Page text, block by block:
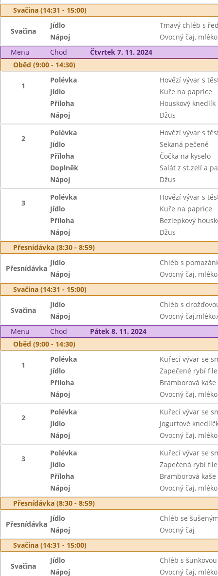
Svačina (14:31 - 15:00)
Svačina
Jídlo
Tmavý chléb s
Nápoj
Ovocný čaj, mléko
Menu
Chod
Čtvrtek 7. 11. 2024
Oběd (9:00 - 14:30)
1
Polévka
Hovězí vývar s
Jídlo
Kuře na paprice
Příloha
Houskový knedlík
Nápoj
Džus
2
Polévka
Hovězí vývar s
Jídlo
Sekaná pečeně
Příloha
Čočka na kyselo
Doplněk
Salát z st.zelí a
Nápoj
Džus
3
Polévka
Hovězí vývar s
Jídlo
Kuře na paprice
Příloha
Bezlepkový
Nápoj
Džus
Přesnídávka (8:30 - 8:59)
Přesnídávka
Jídlo
Chléb s
Nápoj
Ovocný čaj, mléko
Svačina (14:31 - 15:00)
Svačina
Jídlo
Chléb s
Nápoj
Ovocný
Menu
Chod
Pátek 8. 11. 2024
Oběd (9:00 - 14:30)
1
Polévka
Kuřecí vývar se
Jídlo
Zapečené rybí
Příloha
Bramborová kaše
Nápoj
Ovocný čaj, mléko
2
Polévka
Kuřecí vývar se
Jídlo
Jogurtové
Nápoj
Ovocný čaj, mléko
3
Polévka
Kuřecí vývar se
Jídlo
Zapečená rybí
Příloha
Bramborová kaše
Nápoj
Ovocný čaj, mléko
Přesnídávka (8:30 - 8:59)
Přesnídávka
Jídlo
Chléb se
Nápoj
Ovocný čaj
Svačina (14:31 - 15:00)
Svačina
Jídlo
Chléb s
Nápoj
Ovocný čaj, mléko